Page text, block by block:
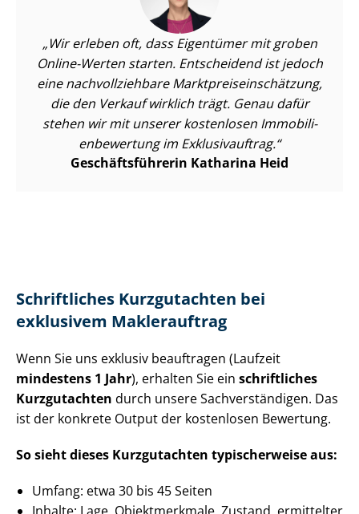
Wir erleben oft, dass Eigentümer mit groben
Online-Werten starten. Entscheidend ist jedoch
eine nach­voll­zieh­ba­re Markt­preis­ein­schät­zung,
die den Verkauf wirklich trägt. Genau dafür
stehen wir mit unserer kostenlosen Im­mo­bi­li­
en­be­wer­tung im Exklusivauftrag.
Ge­schäfts­füh­re­rin Katharina Heid
Schriftliches Kurzgutachten bei
exklusivem Maklerauftrag
Wenn Sie uns exklusiv beauftragen (Laufzeit
mindestens 1 Jahr), erhalten Sie ein schriftliches
Kurzgutachten durch unsere Sach­ver­stän­di­gen. Das
ist der konkrete Output der kostenlosen Bewertung.
So sieht dieses Kurzgutachten typischerweise aus:
Umfang: etwa 30 bis 45 Seiten